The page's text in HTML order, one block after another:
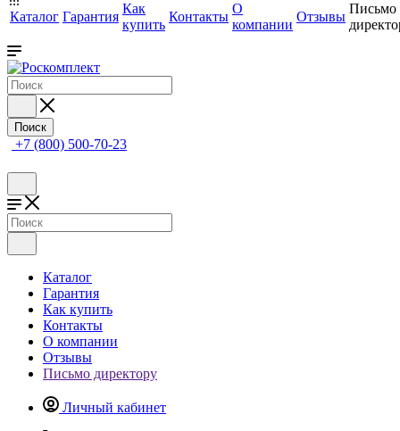
Каталог Гарантия
Как
купить
Контакты
О
компании
Отзывы
Письмо
Поиск
+7 (800) 500-70-23
Каталог
Гарантия
Как купить
Контакты
О компании
Отзывы
Письмо директору
Личный кабинет